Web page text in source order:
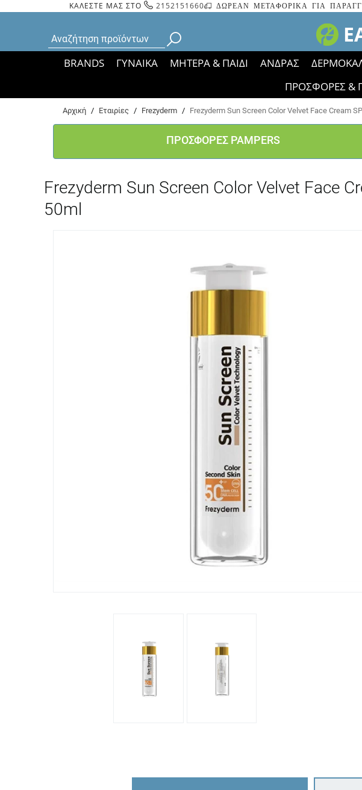
ΚΑΛΕΣΤΕ ΜΑΣ ΣΤΟ 2152151660 ΔΩΡΕΑΝ ΜΕΤΑΦΟΡΙΚΑ ΓΙΑ
BRANDS ΓΥΝΑΙΚΑ ΜΗΤΕΡΑ & ΠΑΙΔΙ ΑΝΔΡΑΣ
ΠΡΟΣΦΟΡΕΣ &
Bάσει ΦΕΚ 35935/2023 τα εικονίδια
Αρχική / Εταιρίες / Frezyderm / Frezyderm Sun Screen Color Velvet Face Cream
ΠΡΟΣΦΟΡΕΣ PAMPERS
Frezyderm Sun Screen Color Velvet Face
50ml